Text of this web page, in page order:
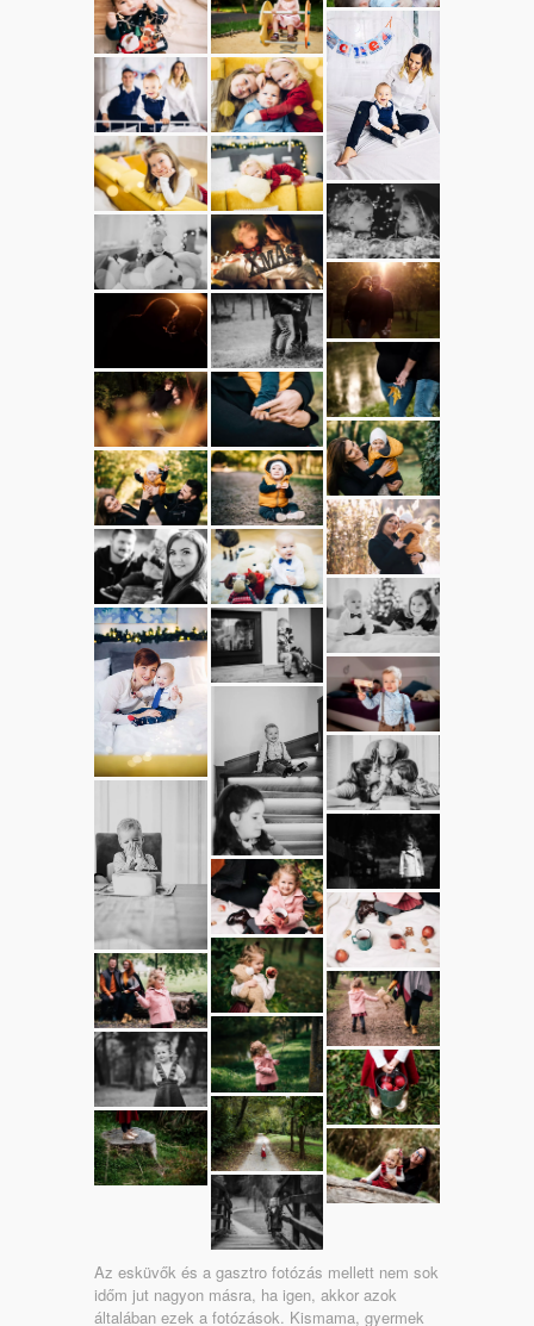
Az esküvők és a gasztro fotózás mellett nem sok
időm jut nagyon másra, ha igen, akkor azok
általában ezek a fotózások. Kismama, gyermek